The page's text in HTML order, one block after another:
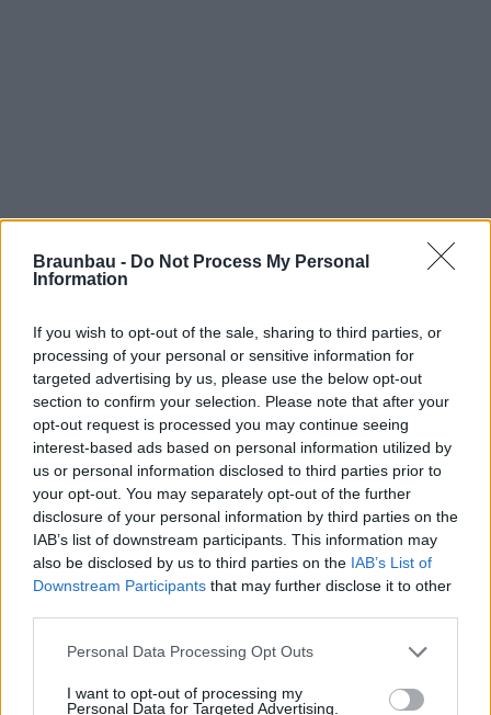
Braunbau - Do Not Process My Personal
Information
If you wish to opt-out of the sale, sharing to third parties, or
processing of your personal or sensitive information for
targeted advertising by us, please use the below opt-out
section to confirm your selection. Please note that after your
opt-out request is processed you may continue seeing
interest-based ads based on personal information utilized by
us or personal information disclosed to third parties prior to
your opt-out. You may separately opt-out of the further
disclosure of your personal information by third parties on the
IAB’s list of downstream participants. This information may
also be disclosed by us to third parties on the IAB’s List of
Downstream Participants that may further disclose it to other
Personal Data Processing Opt Outs
I want to opt-out of processing my
Personal Data for Targeted Advertising.
Tel.:
Hétfő-péntek:07:30-16:30
Szombat: 07:30-12:00